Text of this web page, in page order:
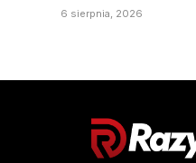
6 sierpnia, 2026